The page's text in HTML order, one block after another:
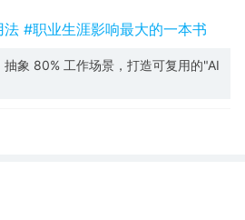
法 #职业生涯影响最大的一本书
象 80% 工作场景，打造可复用的"AI